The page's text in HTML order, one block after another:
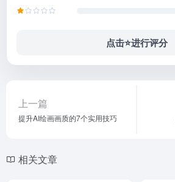
点击⭐️进行评分
上一篇
提升AI绘画画质的7个实用技巧
相关文章